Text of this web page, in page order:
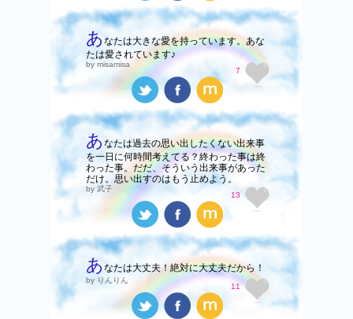
あ なたは大きな愛を持っています。あな
たは愛されています♪
by misamisa
7
あ なたは過去の思い出したくない出来事
を一日に何時間考えてる？終わった事は終
わった事。だだ、そういう出来事があった
だけ。思い出すのはもう止めよう。
by 武子
13
あ なたは大丈夫！絶対に大丈夫だから！
by りんりん
11